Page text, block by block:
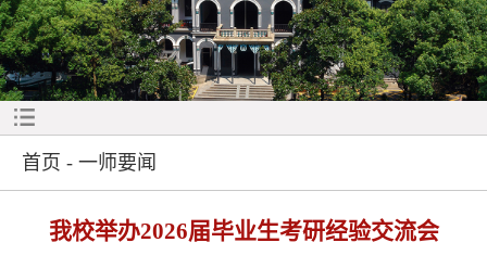
首页 - 一师要闻
我校举办2026届毕业生考研经验交流会